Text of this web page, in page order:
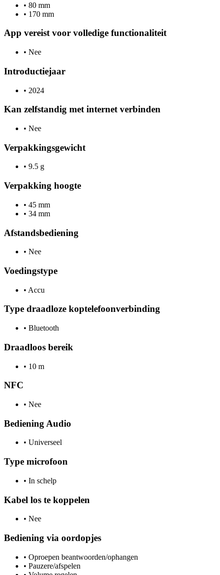
• 80 mm
• 170 mm
App vereist voor volledige functionaliteit
• Nee
Introductiejaar
• 2024
Kan zelfstandig met internet verbinden
• Nee
Verpakkingsgewicht
• 9.5 g
Verpakking hoogte
• 45 mm
• 34 mm
Afstandsbediening
• Nee
Voedingstype
• Accu
Type draadloze koptelefoonverbinding
• Bluetooth
Draadloos bereik
• 10 m
NFC
• Nee
Bediening Audio
• Universeel
Type microfoon
• In schelp
Kabel los te koppelen
• Nee
Bediening via oordopjes
• Oproepen beantwoorden/ophangen
• Pauzere/afspelen